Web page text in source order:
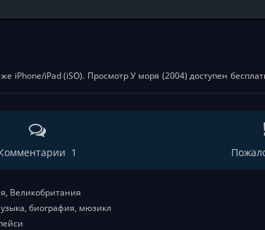
iPhone/iPad (iSO). Просмотр У моря (2004) доступен
1
Великобритания
биография, мюзикл